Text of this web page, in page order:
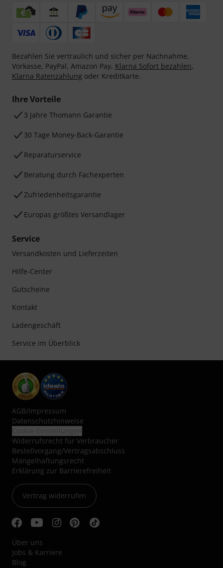
Bezahlen Sie vertraulich und sicher per Nachnahme,
Vorkasse, PayPal, Amazon Pay, Klarna Sofort bezahlen,
Klarna Ratenzahlung oder Kreditkarte.
Ihre Vorteile
3 Jahre Thomann Garantie
30 Tage Money-Back-Garantie
Reparaturservice
Beratung durch Fachexperten
Zufriedenheitsgarantie
Europas größtes Versandlager
Service
Versandkosten und Lieferzeiten
Hilfe-Center
Gutscheine
Kontakt
Ladengeschäft
Service im Überblick
AGB/Impressum
Datenschutzhinweise
Widerrufsrecht für Verbraucher
Bestellvorgang/Vertragsabschluss
Mängelhaftungsrecht
Erklärung zur Barrierefreiheit
Vertrag widerrufen
Über uns
Jobs & Karriere
Blog